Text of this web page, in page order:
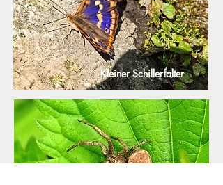
Kleiner Schillerfalter